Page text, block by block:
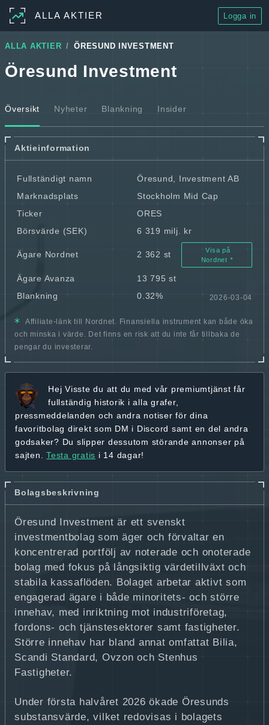
ALLA AKTIER Logga in
ALLA AKTIER ÖRESUND INVESTMENT
Öresund Investment
Översikt Nyheter Blankning Insider
Aktieinformation
Fullständigt namn
Öresund, Investment AB
Marknadsplats
Stockholm Mid Cap
Ticker
ORES
Börsvärde (SEK)
6 319 milj. kr
Ägare Nordnet 2 362 st
Visa på
Nordnet
Ägare Avanza
13 795 st
Blankning
0.32% 2026-03-04
Affiliate-länk till Nordnet. Finansiella instrument kan både öka
och minska i värde. Det finns en risk att du inte får tillbaka de
pengar du investerar.
Hej Visste du att du med vår premiumtjänst får
fullständig historik i alla grafer,
pressmeddelanden och andra notiser för dina
favoritbolag direkt som DM i Discord samt en del andra
godsaker? Du slipper dessutom störande annonser på
sajten. Testa gratis i 14 dagar!
Bolagsbeskrivning
Öresund Investment är ett svenskt
investmentbolag som äger och förvaltar en
koncentrerad portfölj av noterade och onoterade
bolag med fokus på långsiktig värdetillväxt och
stabila kassaflöden. Bolaget arbetar aktivt som
engagerad ägare i både minoritets- och större
innehav, med inriktning mot industriföretag,
fordons- och tjänstesektorer samt fastigheter.
Större innehav har bland annat omfattat Bilia,
Scandi Standard, Ovzon och Stenhus
Fastigheter.
Under första halvåret 2026 ökade Öresunds
substansvärde, vilket redovisas i bolagets